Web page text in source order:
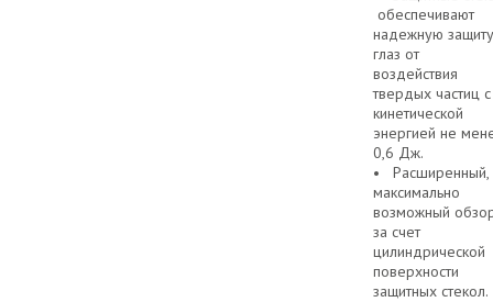
обеспечивают
надежную защиту
глаз от
воздействия
твердых частиц с
кинетической
энергией не
0,6 Дж.
• Расширенный,
максимально
возможный
за счет
цилиндрической
поверхности
защитных стекол.